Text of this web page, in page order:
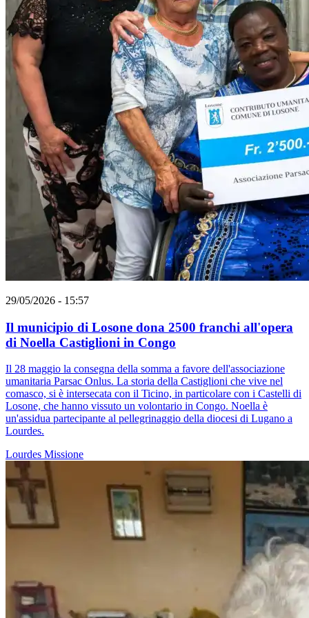
29/05/2026 - 15:57
Il municipio di Losone dona 2500 franchi all'opera
di Noella Castiglioni in Congo
Il 28 maggio la consegna della somma a favore dell'associazione
umanitaria Parsac Onlus. La storia della Castiglioni che vive nel
comasco, si è intersecata con il Ticino, in particolare con i Castelli di
Losone, che hanno vissuto un volontario in Congo. Noella è
un'assidua partecipante al pellegrinaggio della diocesi di Lugano a
Lourdes.
Lourdes Missione